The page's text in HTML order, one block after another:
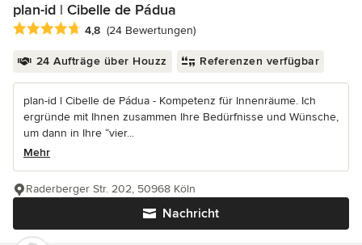
plan-id | Cibelle de Pádua
Durchschnittliche Bewertung: 4.8 von 5 Sternen
4,8 (24 Bewertungen)
24 Aufträge über Houzz Referenzen verfügbar
plan-id l Cibelle de Pádua - Kompetenz für Innenräume. Ich
ergründe mit Ihnen zusammen Ihre Bedürfnisse und Wünsche,
um dann in Ihre “vier...
Mehr
Nachricht
Raderberger Str. 202, 50968 Köln